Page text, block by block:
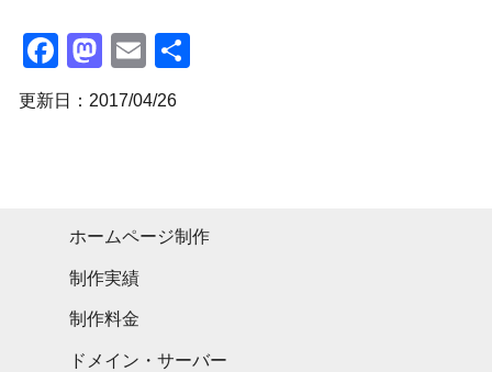
Facebook
Mastodon
Email
更新日：2017/04/26
ホームページ制作
制作実績
制作料金
ドメイン・サーバー